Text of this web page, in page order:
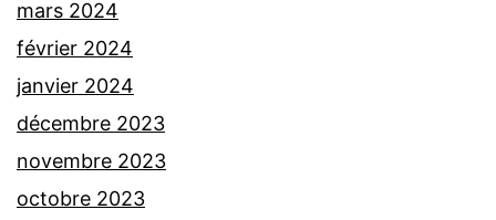
mars 2024
février 2024
janvier 2024
décembre 2023
novembre 2023
octobre 2023